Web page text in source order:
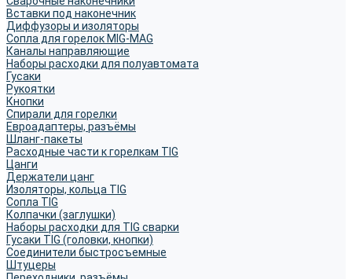
Вставки под наконечник
Диффузоры и изоляторы
Сопла для горелок MIG-MAG
Каналы направляющие
Наборы расходки для полуавтомата
Гусаки
Рукоятки
Кнопки
Спирали для горелки
Евроадаптеры, разъёмы
Шланг-пакеты
Расходные части к горелкам TIG
Цанги
Держатели цанг
Изоляторы, кольца TIG
Сопла TIG
Колпачки (заглушки)
Наборы расходки для TIG сварки
Гусаки TIG (головки, кнопки)
Соединители быстросъемные
Штуцеры